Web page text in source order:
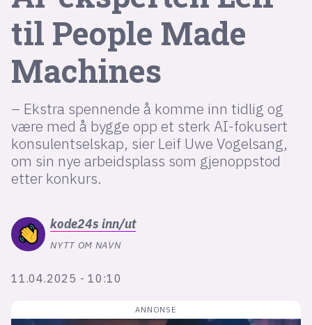
til People Made
Machines
– Ekstra spennende å komme inn tidlig og
være med å bygge opp et sterk AI-fokusert
konsulentselskap, sier Leif Uwe Vogelsang,
om sin nye arbeidsplass som gjenoppstod
etter konkurs.
kode24s inn/ut
NYTT OM NAVN
11.04.2025 - 10:10